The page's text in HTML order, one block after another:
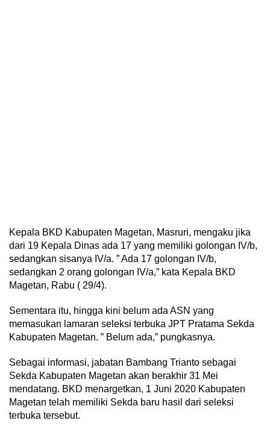
Kepala BKD Kabupaten Magetan, Masruri, mengaku jika
dari 19 Kepala Dinas ada 17 yang memiliki golongan IV/b,
sedangkan sisanya IV/a. ” Ada 17 golongan IV/b,
sedangkan 2 orang golongan IV/a,” kata Kepala BKD
Magetan, Rabu ( 29/4).
Sementara itu, hingga kini belum ada ASN yang
memasukan lamaran seleksi terbuka JPT Pratama Sekda
Kabupaten Magetan. ” Belum ada,” pungkasnya.
Sebagai informasi, jabatan Bambang Trianto sebagai
Sekda Kabupaten Magetan akan berakhir 31 Mei
mendatang. BKD menargetkan, 1 Juni 2020 Kabupaten
Magetan telah memiliki Sekda baru hasil dari seleksi
terbuka tersebut.